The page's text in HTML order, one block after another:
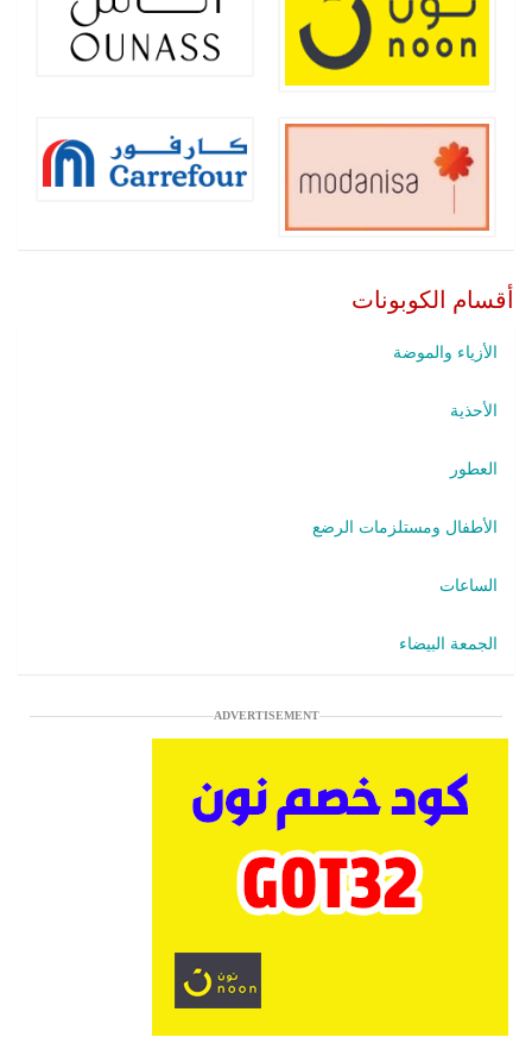
أقسام الكوبونات
الأزياء والموضة
الأحذية
العطور
الأطفال ومستلزمات الرضع
الساعات
الجمعة البيضاء
ADVERTISEMENT